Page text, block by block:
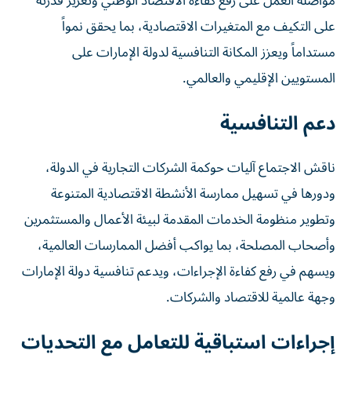
على التكيف مع المتغيرات الاقتصادية، بما يحقق نمواً
مستداماً ويعزز المكانة التنافسية لدولة الإمارات على
المستويين الإقليمي والعالمي.
دعم التنافسية
ناقش الاجتماع آليات حوكمة الشركات التجارية في الدولة،
ودورها في تسهيل ممارسة الأنشطة الاقتصادية المتنوعة
وتطوير منظومة الخدمات المقدمة لبيئة الأعمال والمستثمرين
وأصحاب المصلحة، بما يواكب أفضل الممارسات العالمية،
ويسهم في رفع كفاءة الإجراءات، ويدعم تنافسية دولة الإمارات
وجهة عالمية للاقتصاد والشركات.
إجراءات استباقية للتعامل مع التحديات